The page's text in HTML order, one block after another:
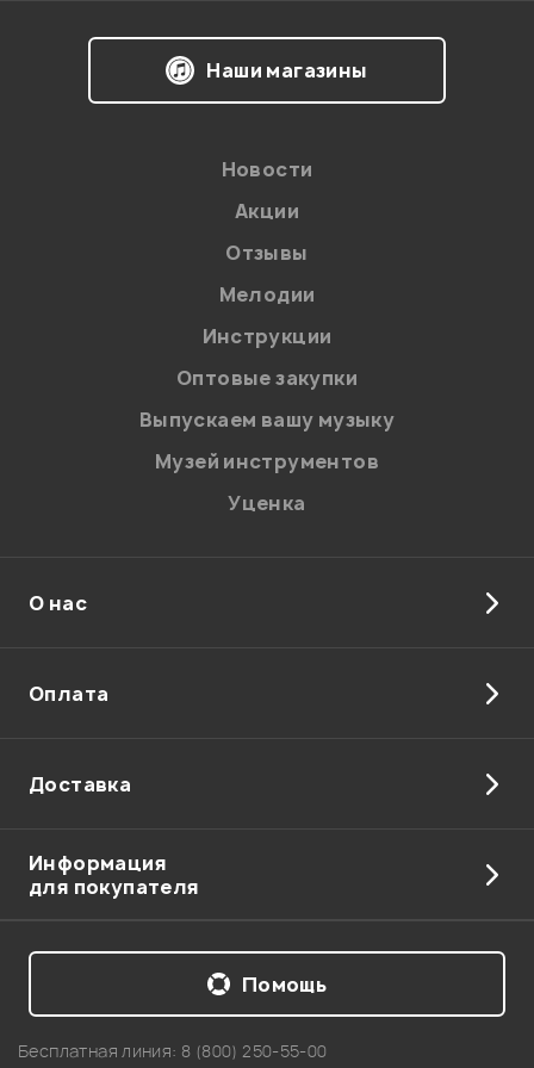
на обработку персональных данных в
Политикой в отношении обработки
персональных данных.
Введите проверочное число:
Отправить
Наши магазины
Новости
Акции
Отзывы
Мелодии
Инструкции
Оптовые закупки
Выпускаем вашу музыку
Музей инструментов
Уценка
О нас
Оплата
Доставка
Информация
для покупателя
Бесплатная линия: 8 (800) 250-55-00
Помощь